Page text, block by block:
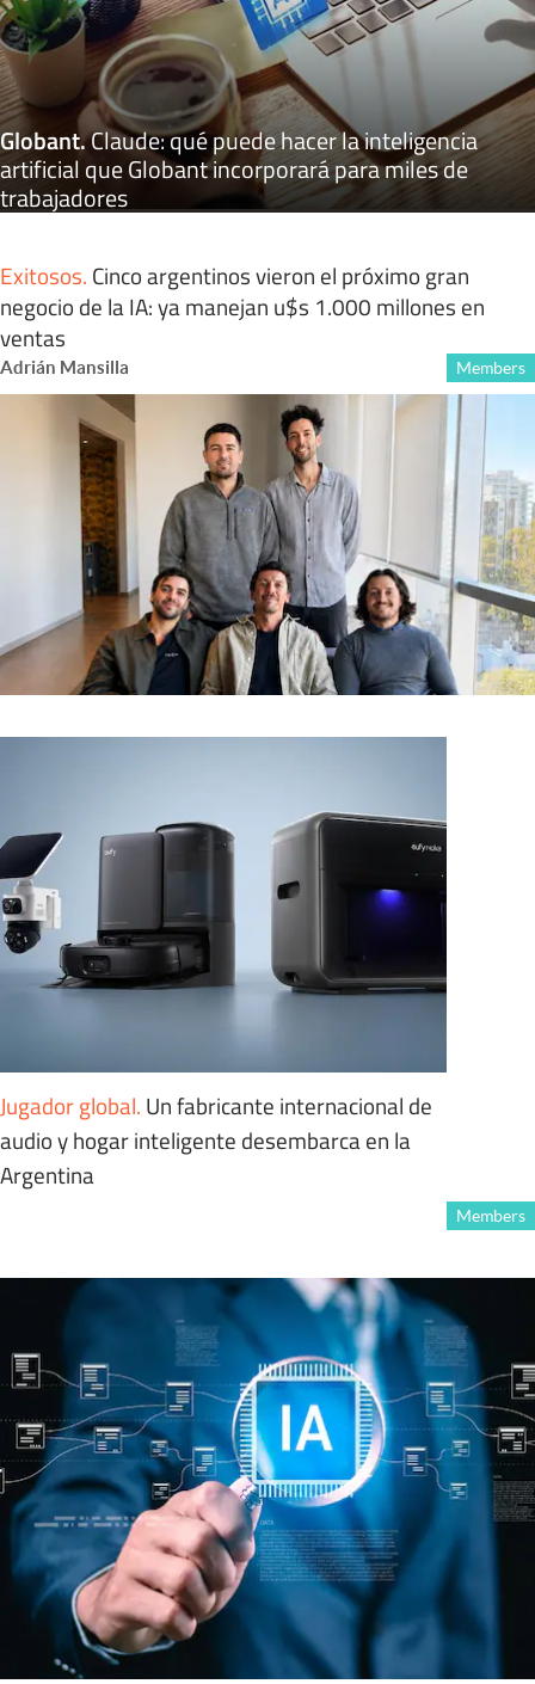
Globant.Claude: qué puede hacer la inteligencia
artificial que Globant incorporará para miles de
trabajadores
Exitosos. Cinco argentinos vieron el próximo gran
negocio de la IA: ya manejan u$s 1.000 millones en
ventas
Adrián Mansilla Members
Jugador global. Un fabricante internacional de
audio y hogar inteligente desembarca en la
Argentina
Members